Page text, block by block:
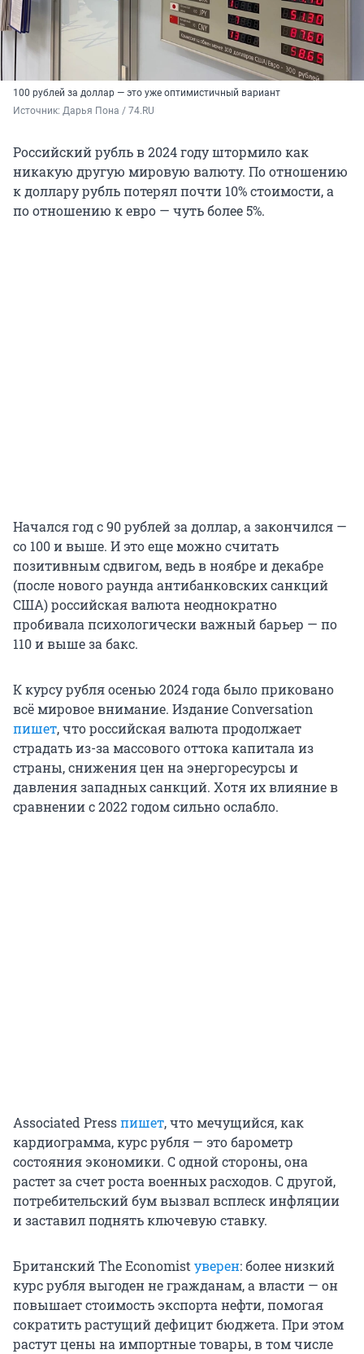
100 рублей за доллар — это уже оптимистичный вариант
Источник: Дарья Пона / 74.RU
Российский рубль в 2024 году штормило как
никакую другую мировую валюту. По отношению
к доллару рубль потерял почти 10% стоимости, а
по отношению к евро — чуть более 5%.
Начался год с 90 рублей за доллар, а закончился —
со 100 и выше. И это еще можно считать
позитивным сдвигом, ведь в ноябре и декабре
(после нового раунда антибанковских санкций
США) российская валюта неоднократно
пробивала психологически важный барьер — по
110 и выше за бакс.
К курсу рубля осенью 2024 года было приковано
всё мировое внимание. Издание Conversation
пишет, что российская валюта продолжает
страдать из-за массового оттока капитала из
страны, снижения цен на энергоресурсы и
давления западных санкций. Хотя их влияние в
сравнении с 2022 годом сильно ослабло.
Associated Pressпишет, что мечущийся, как
кардиограмма, курс рубля — это барометр
состояния экономики. С одной стороны, она
растет за счет роста военных расходов. С другой,
потребительский бум вызвал всплеск инфляции
и заставил поднять ключевую ставку.
Британский The Economist уверен: более низкий
курс рубля выгоден не гражданам, а власти — он
повышает стоимость экспорта нефти, помогая
сократить растущий дефицит бюджета. При этом
растут цены на импортные товары, в том числе